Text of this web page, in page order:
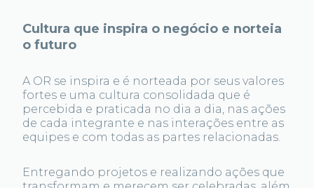
Cultura que inspira o negócio e norteia
o futuro
A OR se inspira e é norteada por seus valores
fortes e uma cultura consolidada que é
percebida e praticada no dia a dia, nas ações
de cada integrante e nas interações entre as
equipes e com todas as partes relacionadas.
Entregando projetos e realizando ações que